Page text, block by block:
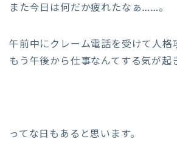
また今日は何だか疲れたなぁ……。
午前中にクレーム電話を受けて人格
もう午後から仕事なんてする気が起
ってな日もあると思います。